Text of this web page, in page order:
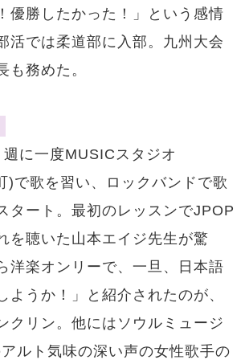
優勝したかった！」という感情
活では柔道部に入部。九州大会
も務めた。
に一度MUSICスタジオ
)で歌を習い、ロックバンドで歌
タート。最初のレッスンでJPOP
を聴いた山本エイジ先生が驚
洋楽オンリーで、一旦、日本語
ようか！」と紹介されたのが、
クリン。他にはソウルミュージ
ルト気味の深い声の女性歌手の